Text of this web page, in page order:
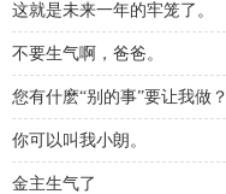
这就是未来一年的牢笼了。
不要生气啊，爸爸。
您有什麽“别的事”要让我做？
你可以叫我小朗。
金主生气了